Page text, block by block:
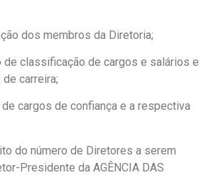
dos membros da Diretoria;
de classificação de cargos e salários e
carreira;
de cargos de confiança e a respectiva
do número de Diretores a serem
Presidente da AGÊNCIA DAS